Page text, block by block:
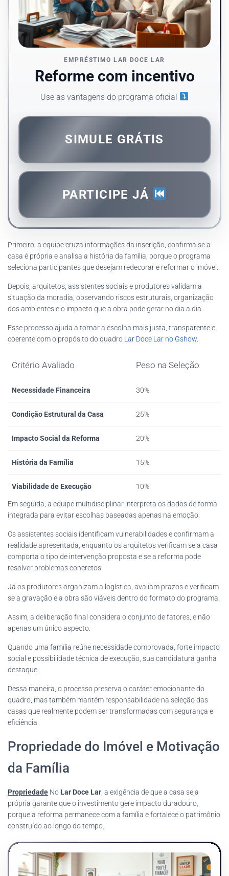
EMPRÉSTIMO LAR DOCE LAR
Reforme com incentivo
Use as vantagens do programa oficial
SIMULE GRÁTIS
PARTICIPE JÁ
Primeiro, a equipe cruza informações da inscrição, confirma se a
casa é própria e analisa a história da família, porque o programa
seleciona participantes que desejam redecorar e reformar o imóvel.
Depois, arquitetos, assistentes sociais e produtores validam a
situação da moradia, observando riscos estruturais, organização
dos ambientes e o impacto que a obra pode gerar no dia a dia.
Esse processo ajuda a tornar a escolha mais justa, transparente e
coerente com o propósito do quadro Lar Doce Lar no Gshow
Critério Avaliado Peso na Seleção
Necessidade Financeira 30%
Condição Estrutural da Casa 25%
Impacto Social da Reforma 20%
História da Família 15%
Viabilidade de Execução 10%
Em seguida, a equipe multidisciplinar interpreta os dados de forma
integrada para evitar escolhas baseadas apenas na emoção.
Os assistentes sociais identificam vulnerabilidades e confirmam a
realidade apresentada, enquanto os arquitetos verificam se a casa
comporta o tipo de intervenção proposta e se a reforma pode
resolver problemas concretos.
Já os produtores organizam a logística, avaliam prazos e verificam
se a gravação e a obra são viáveis dentro do formato do programa.
Assim, a deliberação final considera o conjunto de fatores, e não
apenas um único aspecto.
Quando uma família reúne necessidade comprovada, forte impacto
social e possibilidade técnica de execução, sua candidatura ganha
destaque.
Dessa maneira, o processo preserva o caráter emocionante do
quadro, mas também mantém responsabilidade na seleção das
casas que realmente podem ser transformadas com segurança e
eficiência.
Propriedade do Imóvel e Motivação
da Família
Propriedade No Lar Doce Lar , a exigência de que a casa seja
própria garante que o investimento gere impacto duradouro,
porque a reforma permanece com a família e fortalece o patrimônio
construído ao longo do tempo.